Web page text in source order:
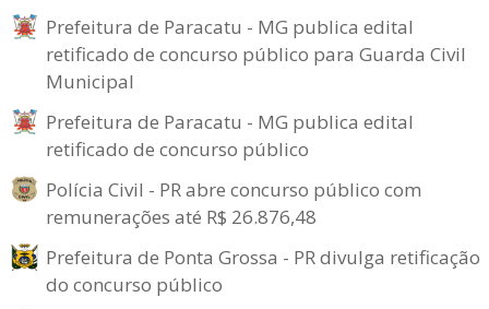
Prefeitura de Paracatu - MG publica edital
retificado de concurso público para Guarda Civil
Municipal
Prefeitura de Paracatu - MG publica edital
retificado de concurso público
Polícia Civil - PR abre concurso público com
remunerações até R$ 26.876,48
Prefeitura de Ponta Grossa - PR divulga retificação
do concurso público